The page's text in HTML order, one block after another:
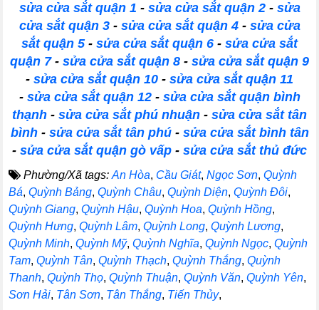
sửa cửa sắt quận 1 - sửa cửa sắt quận 2- sửa
cửa sắt quận 3- sửa cửa sắt quận 4- sửa cửa
sắt quận 5- sửa cửa sắt quận 6 - sửa cửa sắt
quận 7- sửa cửa sắt quận 8 - sửa cửa sắt quận 9
- sửa cửa sắt quận 10 - sửa cửa sắt quận 11
- sửa cửa sắt quận 12- sửa cửa sắt quận bình
thạnh - sửa cửa sắt phú nhuận - sửa cửa sắt tân
bình- sửa cửa sắt tân phú- sửa cửa sắt bình tân
- sửa cửa sắt quận gò vấp - sửa cửa sắt thủ đức
Phường/Xã tags: An Hòa, Cầu Giát,Ngọc Sơn,Quỳnh
Bá,Quỳnh Bảng,Quỳnh Châu,Quỳnh Diện,Quỳnh Đôi,
Quỳnh Giang,Quỳnh Hậu,Quỳnh Hoa,Quỳnh Hồng,
Quỳnh Hưng,Quỳnh Lâm,Quỳnh Long,Quỳnh Lương,
Quỳnh Minh,Quỳnh Mỹ,Quỳnh Nghĩa,Quỳnh Ngọc,Quỳnh
Tam,Quỳnh Tân,Quỳnh Thạch,Quỳnh Thắng,Quỳnh
Thanh,Quỳnh Thọ,Quỳnh Thuận,Quỳnh Văn,Quỳnh Yên,
Sơn Hải, Tân Sơn, Tân Thắng, Tiến Thủy,